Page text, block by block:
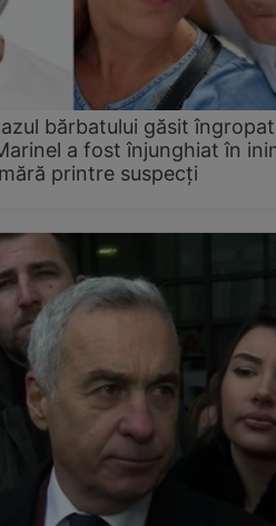
bărbatului găsit
a fost înjunghiat în
printre suspecți